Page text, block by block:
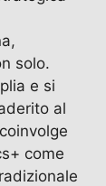
solo.
e si
al
come